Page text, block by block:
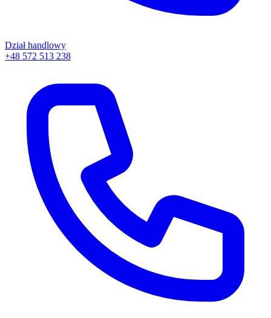
Dział handlowy
+48 572 513 238